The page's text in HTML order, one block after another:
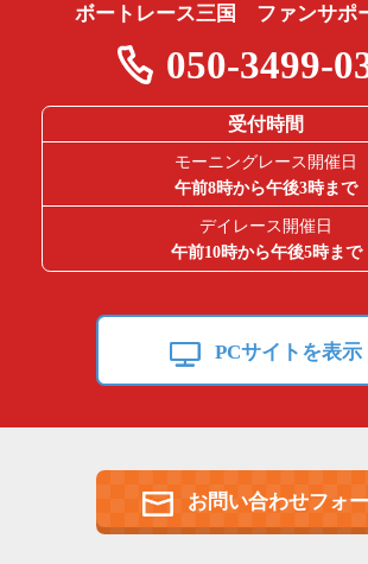
ボートレース三国 ファンサポ
050-3499-
受付時間
モーニングレース開催日
午前8時から午後3時まで
デイレース開催日
午前10時から午後5時まで
PCサイトを表示
お問い合わせフォ